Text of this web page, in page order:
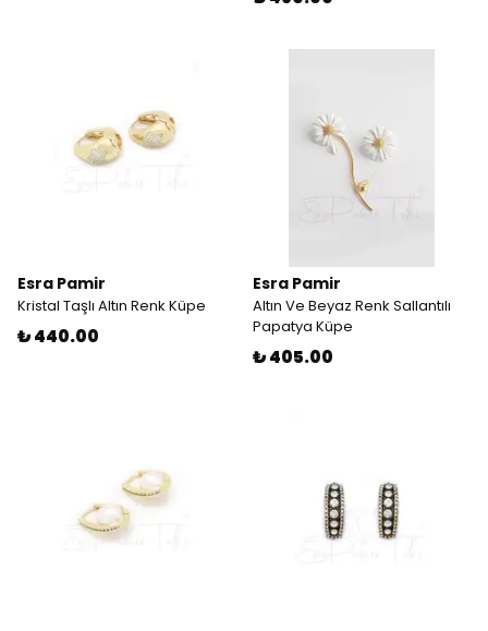
Esra Pamir
Kristal Taşlı Altın Renk Küpe
₺ 440.00
Esra Pamir
Altın Ve Beyaz Renk Sallantılı
Papatya Küpe
₺ 405.00